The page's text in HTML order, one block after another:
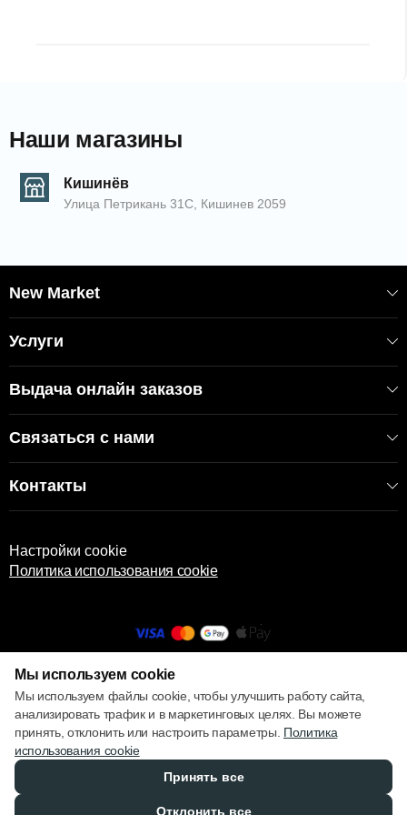
Наши магазины
Кишинёв
Улица Петрикань 31С, Кишинев 2059
New Market
Услуги
Выдача онлайн заказов
Связаться с нами
Контакты
Настройки cookie
Политика использования cookie
© 2013 – 2026 ECOM
Мы используем cookie
Мы используем файлы cookie, чтобы улучшить работу сайта,
анализировать трафик и в маркетинговых целях. Вы можете
принять, отклонить или настроить параметры. Политика
использования cookie
Принять все
Отклонить все